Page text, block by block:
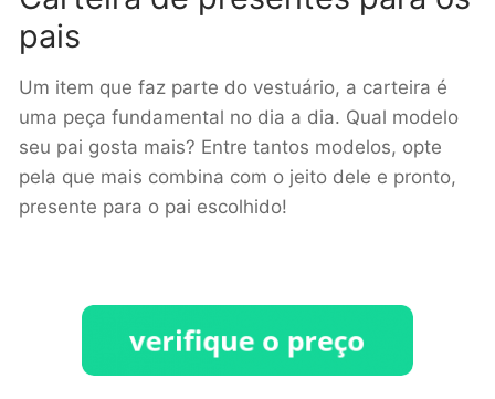
pais
Um item que faz parte do vestuário, a carteira é
uma peça fundamental no dia a dia. Qual modelo
seu pai gosta mais? Entre tantos modelos, opte
pela que mais combina com o jeito dele e pronto,
presente para o pai escolhido!